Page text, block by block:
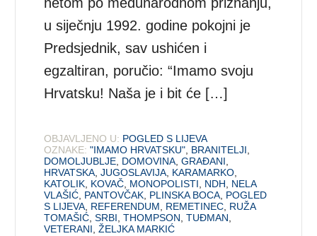
u siječnju 1992. godine pokojni je
Predsjednik, sav ushićen i
egzaltiran, poručio: “Imamo svoju
Hrvatsku! Naša je i bit će […]
OBJAVLJENO U: POGLED S LIJEVA
OZNAKE: "IMAMO HRVATSKU" BRANITELJI
DOMOLJUBLJE DOMOVINA ,GRAĐANI
HRVATSKA ,JUGOSLAVIJA KARAMARKO
KATOLIK KOVAČ MONOPOLISTI NDH
NELA
VLAŠIĆ PANTOVČAK PLINSKA BOCA POGLED
S LIJEVA REFERENDUM REMETINEC RUŽA
TOMAŠIĆ ,SRBI ,THOMPSON ,TUĐMAN
VETERANI ,ŽELJKA MARKIĆ